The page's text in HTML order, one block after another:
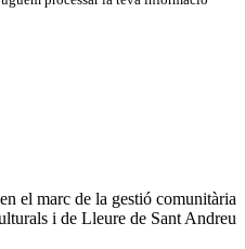
el marc de la gestió comunitària
i de Lleure de Sant Andreu